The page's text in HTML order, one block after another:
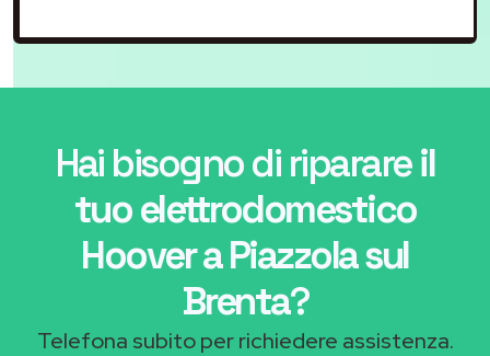
Hai bisogno di riparareil
tuo elettrodomestico
Hoover a Piazzola sul
Brenta?
Telefona subito per richiedere assistenza.